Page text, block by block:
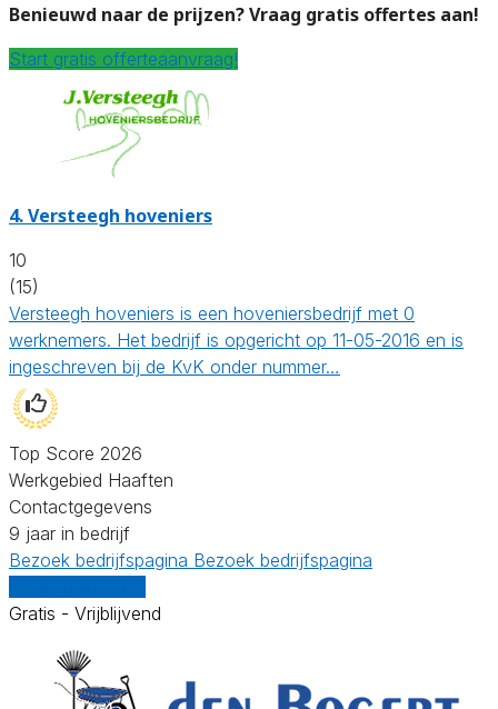
Benieuwd naar de prijzen? Vraag gratis offertes aan!
Start gratis offerteaanvraag!
4.Versteegh hoveniers
10
(15)
Versteegh hoveniers is een hoveniersbedrijf met 0
werknemers. Het bedrijf is opgericht op 11-05-2016 en is
ingeschreven bij de KvK onder nummer…
Top Score 2026
Werkgebied Haaften
Contactgegevens
9 jaar in bedrijf
Bezoek bedrijfspagina Bezoek bedrijfspagina
Gratis - Vrijblijvend